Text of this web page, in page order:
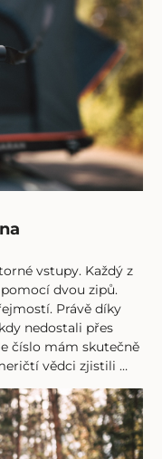
vstupy. Každý z
dvou zipů.
Právě díky
nedostali přes
číslo mám skutečně
vědci zjistili …